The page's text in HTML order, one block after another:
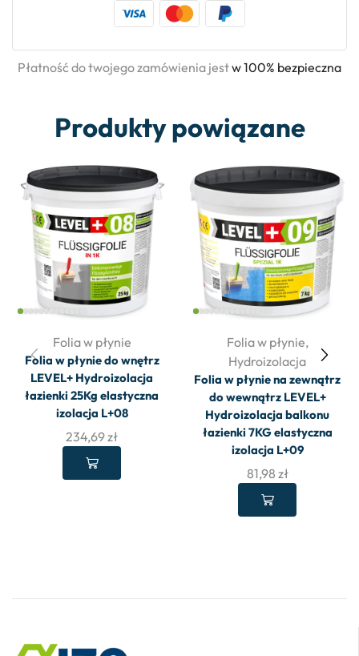
Płatność do twojego zamówienia jestw 100% bezpieczna
Produkty powiązane
Folia w płynie
Folia w płynie do wnętrz
LEVEL+ Hydroizolacja
łazienki 25Kg elastyczna
izolacja L+08
234,69zł
Folia w płynie,
Hydroizolacja
Folia w płynie na zewnątrz
do wewnątrz LEVEL+
Hydroizolacja balkonu
łazienki 7KG elastyczna
izolacja L+09
81,98 zł